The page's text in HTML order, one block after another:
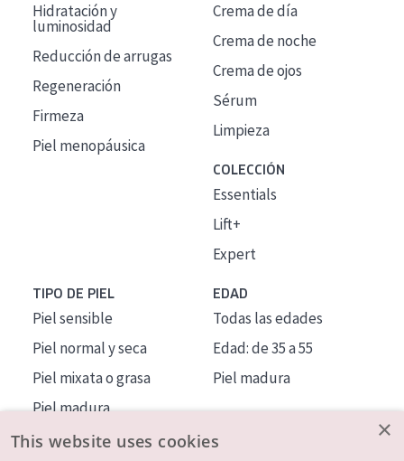
Hidratación y
luminosidad
Reducción de arrugas
Regeneración
Firmeza
Piel menopáusica
Crema de día
Crema de noche
Crema de ojos
Sérum
Limpieza
COLECCIÓN
Essentials
Lift+
Expert
TIPO DE PIEL
Piel sensible
Piel normal y seca
Piel mixata o grasa
Piel madura
Piel expuesta al sol
EDAD
Todas las edades
Edad: de 35 a 55
Piel madura
×
This website uses cookies